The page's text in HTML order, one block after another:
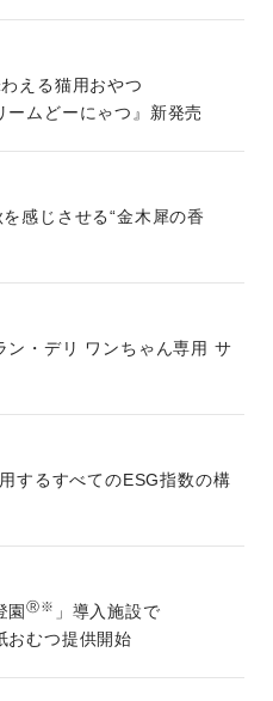
える猫用おやつ
ムどーにゃつ』新発売
感じさせる“金木犀の香
ン・デリ ワンちゃん専用 サ
するすべてのESG指数の構
園Ⓡ※ 」導入施設で
おむつ提供開始